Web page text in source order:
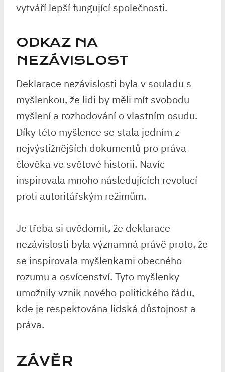
vytváří lepší fungující společnosti.
ODKAZ NA
NEZÁVISLOST
Deklarace nezávislosti byla v souladu s
myšlenkou, že lidi by měli mít svobodu
myšlení a rozhodování o vlastním osudu.
Díky této myšlence se stala jedním z
nejvýstižnějších dokumentů pro práva
člověka ve světové historii. Navíc
inspirovala mnoho následujících revolucí
proti autoritářským režimům.
Je třeba si uvědomit, že deklarace
nezávislosti byla významná právě proto, že
se inspirovala myšlenkami obecného
rozumu a osvícenství. Tyto myšlenky
umožnily vznik nového politického řádu,
kde je respektována lidská důstojnost a
práva.
ZÁVĚR